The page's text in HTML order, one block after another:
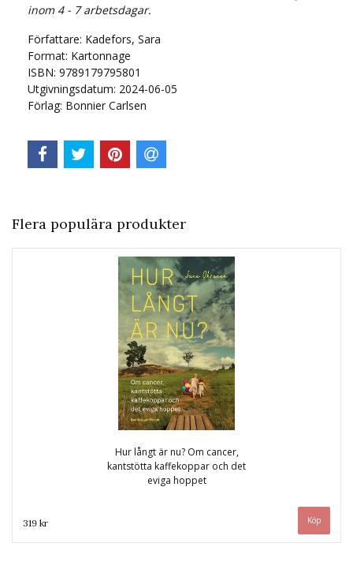
inom 4 - 7 arbetsdagar.
Författare: Kadefors, Sara
Format: Kartonnage
ISBN: 9789179795801
Utgivningsdatum: 2024-06-05
Förlag: Bonnier Carlsen
Flera populära produkter
Hur långt är nu? Om cancer,
kantstötta kaffekoppar och det
eviga hoppet
319 kr